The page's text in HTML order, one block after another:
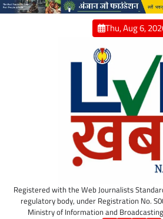
Skip
Thu, Aug 6,
Registered with the Web Journalists
regulatory body, under Registration No.
Ministry of Information and